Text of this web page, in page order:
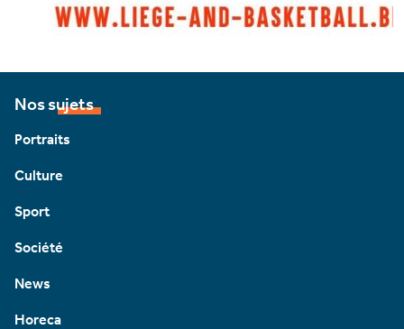
Nos sujets
Portraits
Culture
Sport
Société
News
Horeca